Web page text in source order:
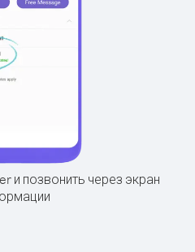
и позвонить через экран